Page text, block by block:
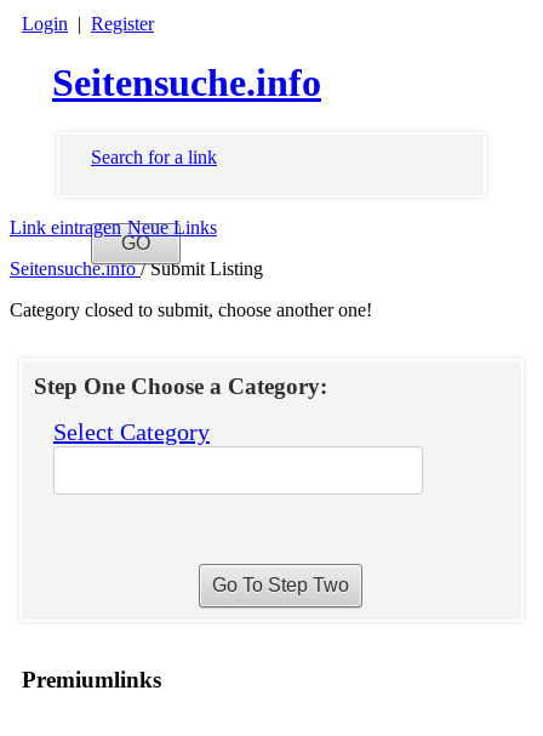
Login | Register
Seitensuche.info
Search for a link
Link eintragen Neue Links
Seitensuche.info/ Submit Listing
Category closed to submit, choose another one!
Premiumlinks
Step One Choose a Category:
Select Category